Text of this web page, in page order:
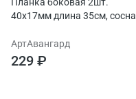
40х17мм длина 35см, сосна
АртАвангард
229 ₽